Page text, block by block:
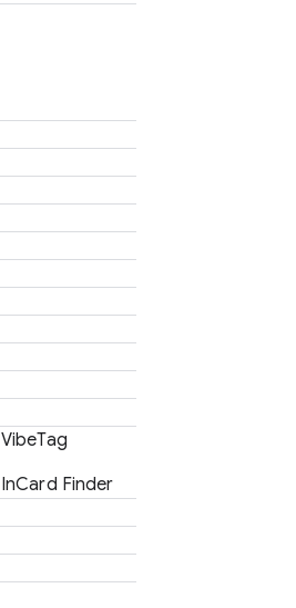
VibeTag
InCard Finder